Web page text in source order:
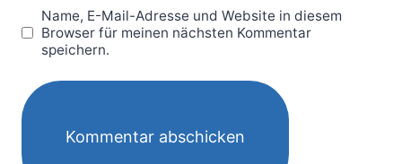
Name, E-Mail-Adresse und Website in diesem
Browser für meinen nächsten Kommentar
speichern.